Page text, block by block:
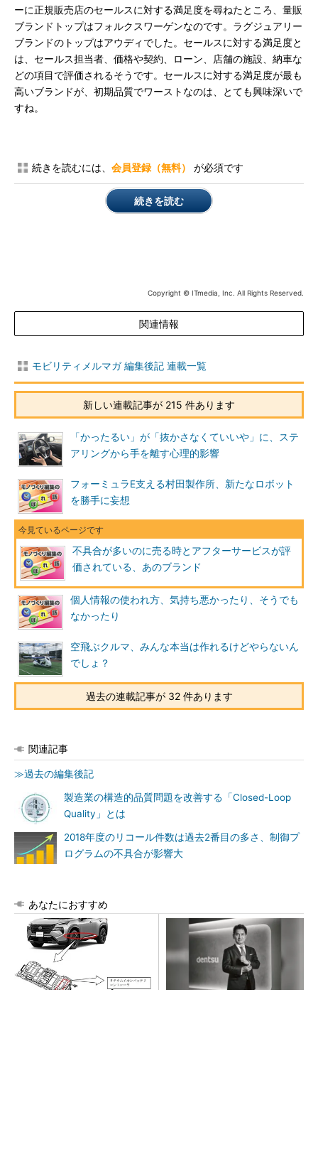
ーに正規販売店のセールスに対する満足度を尋ねたところ、量販
ブランドトップはフォルクスワーゲンなのです。ラグジュアリー
ブランドのトップはアウディでした。セールスに対する満足度と
は、セールス担当者、価格や契約、ローン、店舗の施設、納車な
どの項目で評価されるそうです。セールスに対する満足度が最も
高いブランドが、初期品質でワーストなのは、とても興味深いで
すね。
続きを読むには、 会員登録（無料） が必須です
続きを読む
Copyright © ITmedia, Inc. All Rights Reserved.
関連情報
モビリティメルマガ 編集後記 連載一覧
新しい連載記事が 215 件あります
「かったるい」が「抜かさなくていいや」に、ステ
アリングから手を離す心理的影響
フォーミュラE支える村田製作所、新たなロボット
を勝手に妄想
不具合が多いのに売る時とアフターサービスが評
価されている、あのブランド
個人情報の使われ方、気持ち悪かったり、そうでも
なかったり
空飛ぶクルマ、みんな本当は作れるけどやらないん
でしょ？
過去の連載記事が 32 件あります
関連記事
≫過去の編集後記
製造業の構造的品質問題を改善する「Closed-Loop
Quality」とは
2018年度のリコール件数は過去2番目の多さ、制御プ
ログラムの不具合が影響大
あなたにおすすめ